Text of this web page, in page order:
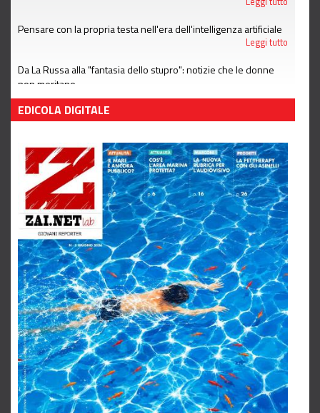
Pensare con la propria testa nell'era dell'intelligenza artificiale
Leggi tutto
Da La Russa alla "fantasia dello stupro": notizie che le donne
non meritano
Leggi tutto
EDICOLA DIGITALE